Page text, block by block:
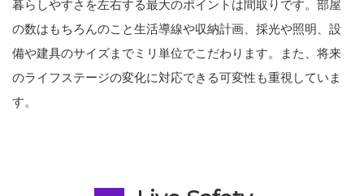
暮らしやすさを左右する最大のポイントは間取りです。部屋
の数はもちろんのこと生活導線や収納計画、採光や照明、設
備や建具のサイズまでミリ単位でこだわります。また、将来
のライフステージの変化に対応できる可変性も重視していま
す。